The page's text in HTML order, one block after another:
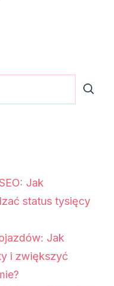
Jak
status tysięcy
Jak
i zwiększyć